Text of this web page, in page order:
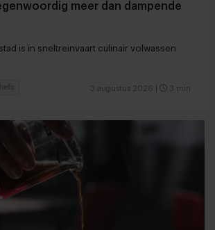
meer dan dampende
is in sneltreinvaart culinair volwassen
3 augustus 2026 3 min